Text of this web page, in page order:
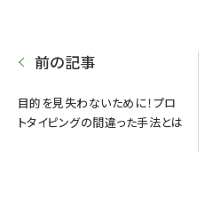
前の記事
目的を見失わないために！プロ
トタイピングの間違った手法とは